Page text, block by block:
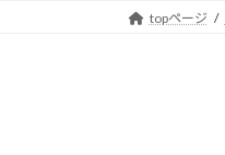
topページ